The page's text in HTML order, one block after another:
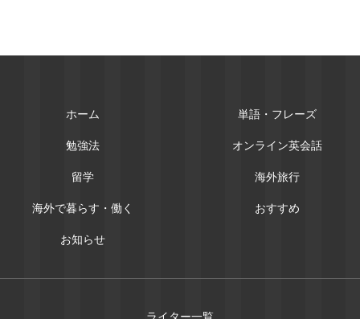
ホーム 単語・フレーズ
勉強法 オンライン英会話
留学 海外旅行
海外で暮らす・働く おすすめ
お知らせ